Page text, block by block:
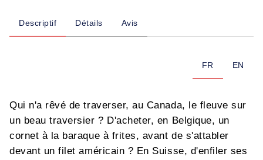
Descriptif Détails Avis
FR EN
Qui n'a rêvé de traverser, au Canada, le fleuve sur
un beau traversier ? D'acheter, en Belgique, un
cornet à la baraque à frites, avant de s'attabler
devant un filet américain ? En Suisse, d'enfiler ses